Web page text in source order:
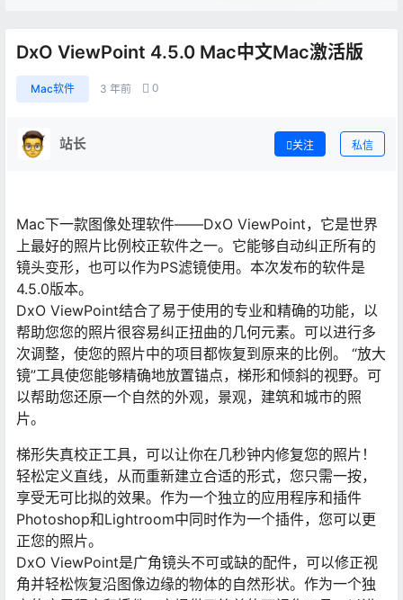
DxO ViewPoint 4.5.0 Mac中文Mac激活版
Mac软件 3 年前 0
站长 关注 私信
Mac下一款图像处理软件——DxO ViewPoint，它是世界
上最好的照片比例校正软件之一。它能够自动纠正所有的
镜头变形，也可以作为PS滤镜使用。本次发布的软件是
4.5.0版本。
DxO ViewPoint结合了易于使用的专业和精确的功能，以
帮助您您的照片很容易纠正扭曲的几何元素。可以进行多
次调整，使您的照片中的项目都恢复到原来的比例。 “放大
镜”工具使您能够精确地放置锚点，梯形和倾斜的视野。可
以帮助您还原一个自然的外观，景观，建筑和城市的照
片。
梯形失真校正工具，可以让你在几秒钟内修复您的照片！
轻松定义直线，从而重新建立合适的形式，您只需一按，
享受无可比拟的效果。作为一个独立的应用程序和插件
Photoshop和Lightroom中同时作为一个插件，您可以更
正您的照片。
DxO ViewPoint是广角镜头不可或缺的配件，可以修正视
角并轻松恢复沿图像边缘的物体的自然形状。作为一个独